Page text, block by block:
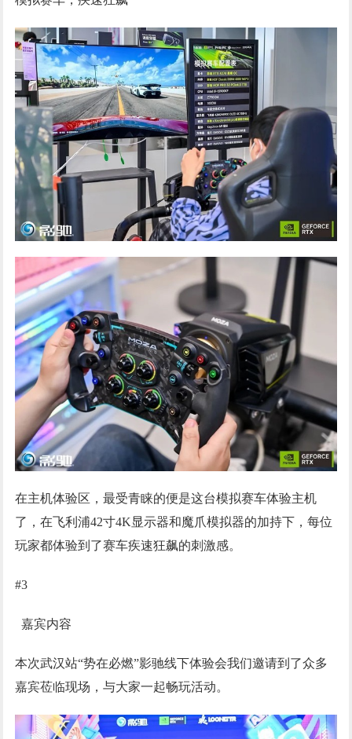
在主机体验区，最受青睐的便是这台模拟赛车体验主机
了，在飞利浦42寸4K显示器和魔爪模拟器的加持下，每位
玩家都体验到了赛车疾速狂飙的刺激感。
#3
嘉宾内容
本次武汉站“势在必燃”影驰线下体验会我们邀请到了众多
嘉宾莅临现场，与大家一起畅玩活动。